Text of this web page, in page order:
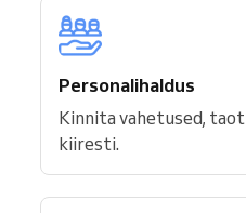
Personalihaldus
Kinnita vahetused,
kiiresti.